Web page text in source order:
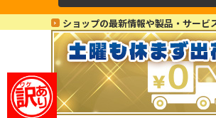
ショップの最新情報や製品・サービ